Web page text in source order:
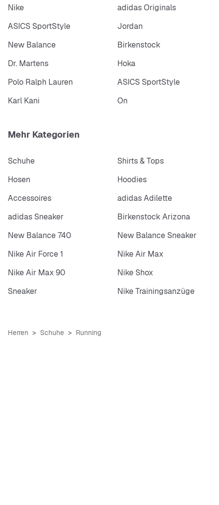
Nike
adidas Originals
ASICS SportStyle
Jordan
New Balance
Birkenstock
Dr. Martens
Hoka
Polo Ralph Lauren
ASICS SportStyle
Karl Kani
On
Mehr Kategorien
Schuhe
Shirts & Tops
Hosen
Hoodies
Accessoires
adidas Adilette
adidas Sneaker
Birkenstock Arizona
New Balance 740
New Balance Sneaker
Nike Air Force 1
Nike Air Max
Nike Air Max 90
Nike Shox
Sneaker
Nike Trainingsanzüge
Herren Schuhe Running